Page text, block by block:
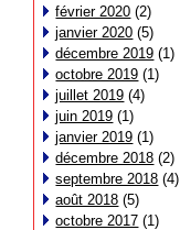
février 2020 (2)
janvier 2020 (5)
décembre 2019 (1)
octobre 2019 (1)
juillet 2019 (4)
juin 2019 (1)
janvier 2019 (1)
décembre 2018 (2)
septembre 2018 (4)
août 2018 (5)
octobre 2017 (1)